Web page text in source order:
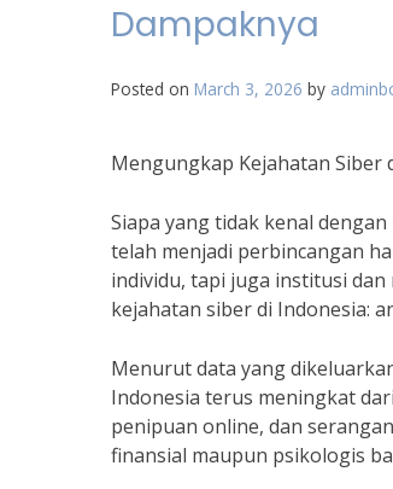
Dampaknya
Posted on March 3, 2026 by
Mengungkap Kejahatan Siber
Siapa yang tidak kenal
telah menjadi perbincangan
individu, tapi juga institusi
kejahatan siber di Indonesia:
Menurut data yang
Indonesia terus meningkat
penipuan online, dan
finansial maupun psikologis